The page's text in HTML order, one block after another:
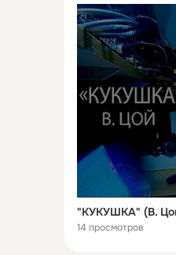
"КУКУШКА" (В.
14 просмотров